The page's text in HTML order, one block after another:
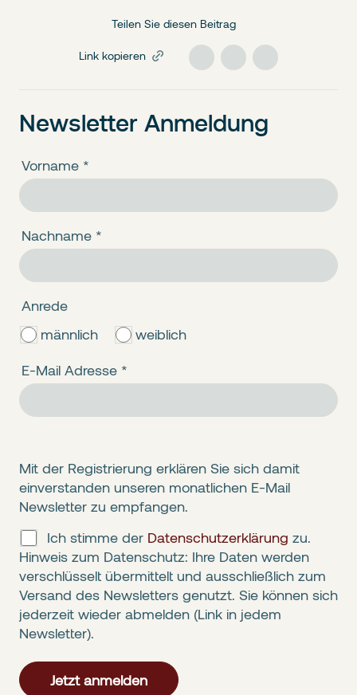
Teilen Sie diesen Beitrag
Link kopieren
Newsletter Anmeldung